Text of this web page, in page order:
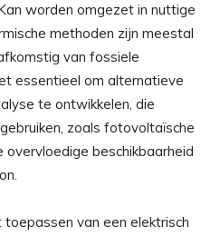
worden omgezet in nuttige
methoden zijn meestal
van fossiele
essentieel om alternatieve
te ontwikkelen, die
zoals fotovoltaïsche
overvloedige beschikbaarheid
van een elektrisch